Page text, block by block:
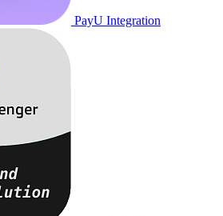
PayU Integration